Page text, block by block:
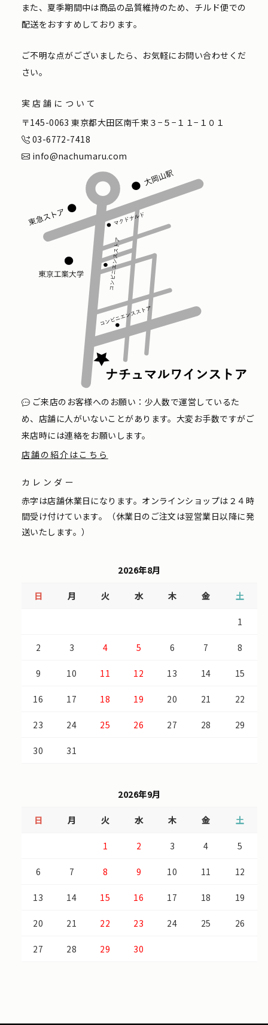
また、夏季期間中は商品の品質維持のため、チルド便での
配送をおすすめしております。
ご不明な点がございましたら、お気軽にお問い合わせくだ
さい。
実店舗について
〒145-0063 東京都大田区南千束３−５−１１−１０１
03-6772-7418
info@nachumaru.com
ご来店のお客様へのお願い：少人数で運営しているた
め、店舗に人がいないことがあります。大変お手数ですがご
来店時には連絡をお願いします。
店舗の紹介はこちら
カレンダー
赤字は店舗休業日になります。オンラインショップは２４時
間受け付けています。（休業日のご注文は翌営業日以降に発
送いたします。）
2026年8月
日 月 火 水 木 金 土
1
2 3 4 5 6 7 8
9 10 11 12 13 14 15
16 17 18 19 20 21 22
23 24 25 26 27 28 29
30 31
2026年9月
日 月 火 水 木 金 土
1 2 3 4 5
6 7 8 9 10 11 12
13 14 15 16 17 18 19
20 21 22 23 24 25 26
27 28 29 30